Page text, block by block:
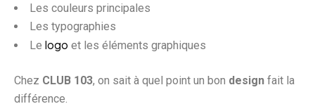
Les couleurs principales
Les typographies
Le logo et les éléments graphiques
Chez CLUB 103, on sait à quel point un bon design fait la
différence.